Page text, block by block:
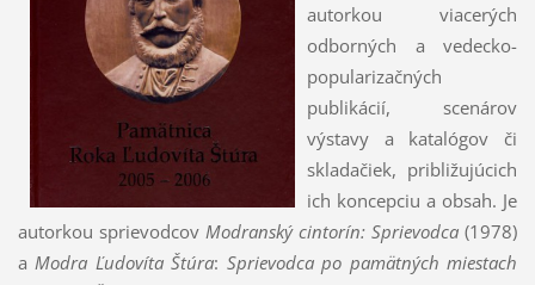
autorkou viacerých
odborných a vedecko-
popularizačných
publikácií, scenárov
výstavy a katalógov či
skladačiek, približujúcich
ich koncepciu a obsah. Je
autorkou sprievodcov Modranský cintorín: Sprievodca (1978)
a Modra Ľudovíta Štúra: Sprievodca po pamätných miestach